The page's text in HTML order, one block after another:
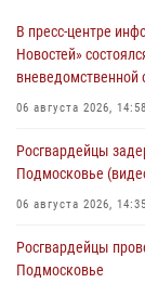
В пресс-центре
Новостей»
вневедомственной
06 августа 2026, 14:58
Росгвардейцы
Подмосковье
06 августа 2026, 14:35
Росгвардейцы
Подмосковье